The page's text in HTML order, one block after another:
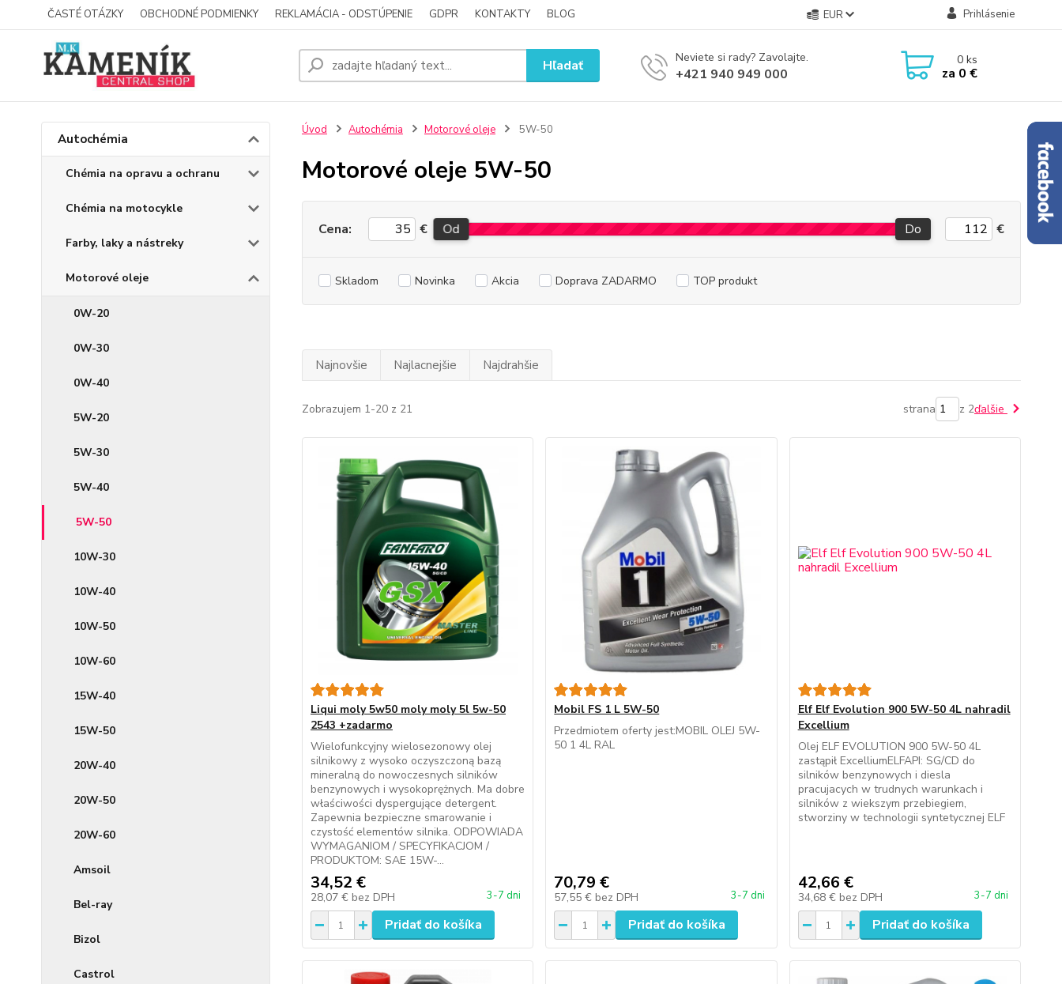
ČASTÉ OTÁZKY OBCHODNÉ PODMIENKY REKLAMÁCIA - ODSTÚPENIE GDPR KONTAKTY BLOG EUR Prihlásenie
Hľadať Neviete si rady? Zavolajte.
+421 940 949 000
0ks
za 0 €
Autochémia
Chémia na opravu a ochranu
Chémia na motocykle
Farby, laky a nástreky
Motorové oleje
0W-20
0W-30
0W-40
5W-20
5W-30
5W-40
5W-50
10W-30
10W-40
10W-50
10W-60
15W-40
15W-50
20W-40
20W-50
20W-60
Amsoil
Bel-ray
Bizol
Castrol
Úvod Autochémia Motorové oleje 5W-50
Motorové oleje 5W-50
Cena: € Od Do €
Skladom Novinka Akcia Doprava ZADARMO TOP produkt
Najnovšie Najlacnejšie Najdrahšie
Zobrazujem 1-20 z 21 strana z 2ďalšie
Liqui moly 5w50 moly moly 5l 5w-50
2543 +zadarmo
Wielofunkcyjny wielosezonowy olej
silnikowy z wysoko oczyszczoną bazą
mineralną do nowoczesnych silników
benzynowych i wysokoprężnych. Ma dobre
właściwości dyspergujące detergent.
Zapewnia bezpieczne smarowanie i
czystość elementów silnika. ODPOWIADA
WYMAGANIOM / SPECYFIKACJOM /
PRODUKTOM: SAE 15W-...
34,52 €
28,07 € bez DPH 3-7 dni
Pridať do košíka
Mobil FS 1 L 5W-50
Przedmiotem oferty jest:MOBIL OLEJ 5W-
50 1 4L RAL
70,79 €
57,55 € bez DPH 3-7 dni
Pridať do košíka
Elf Elf Evolution 900 5W-50 4L nahradil
Excellium
Olej ELF EVOLUTION 900 5W-50 4L
zastąpił ExcelliumELFAPI: SG/CD do
silników benzynowych i diesla
pracujacych w trudnych warunkach i
silników z wiekszym przebiegiem,
stworziny w technologii syntetycznej ELF
42,66 €
34,68 € bez DPH 3-7 dni
Pridať do košíka